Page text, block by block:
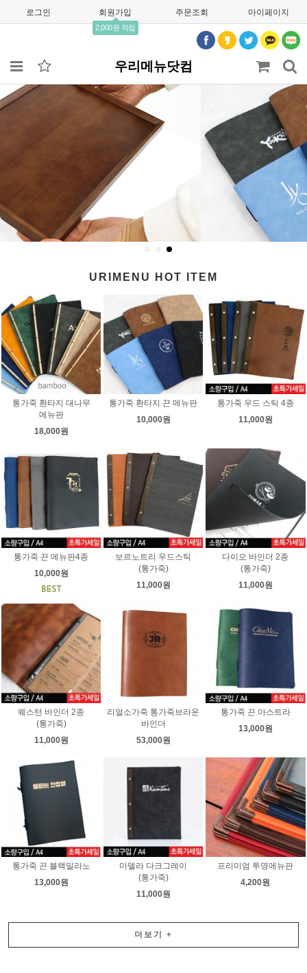
로그인 회원가입
2,000원 적립
주문조회 마이페이지
우리메뉴닷컴
URIMENU HOT ITEM
통가죽 환타지 대나무
메뉴판
18,000원
통가죽 환타지 끈 메뉴판
10,000원
통가죽 우드 스틱 4종
11,000원
통가죽 끈 메뉴판4종
10,000원
보르노트리 우드스틱
(통가죽)
11,000원
다이오 바인더 2종
(통가죽)
11,000원
웨스턴 바인더 2종
(통가죽)
11,000원
리얼소가죽 통가죽브라운
바인더
53,000원
통가죽 끈 아스트라
13,000원
통가죽 끈 블랙밀라노
13,000원
마델라 다크그레이
(통가죽)
11,000원
프리미엄 투명메뉴판
4,200원
더보기 +